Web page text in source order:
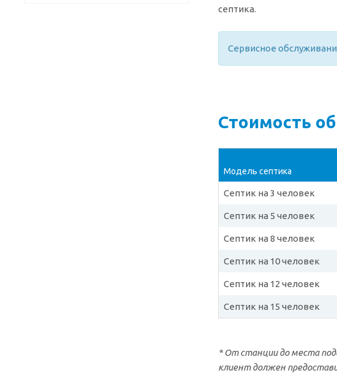
септика.
Сервисное
Стоимость
Модель септика
Септик на 3 человек
Септик на 5 человек
Септик на 8 человек
Септик на 10 человек
Септик на 12 человек
Септик на 15 человек
* От станции до места
клиент должен